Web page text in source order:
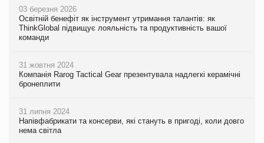
03 березня 2026
Освітній бенефіт як інструмент утримання талантів: як
ThinkGlobal підвищує лояльність та продуктивність вашої
команди
31 жовтня 2024
Компанія Rarog Tactical Gear презентувала надлегкі керамічні
бронеплити
31 липня 2024
Напівфабрикати та консерви, які стануть в пригоді, коли довго
нема світла